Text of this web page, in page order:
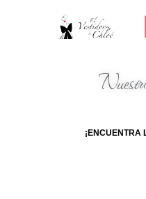
¡ENCUENTRA